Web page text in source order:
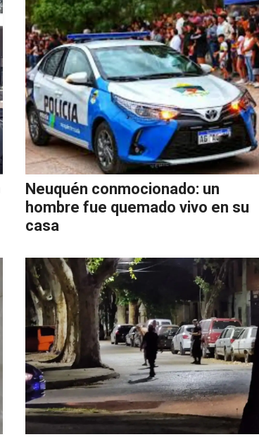
Neuquén conmocionado: un
hombre fue quemado vivo en su
casa